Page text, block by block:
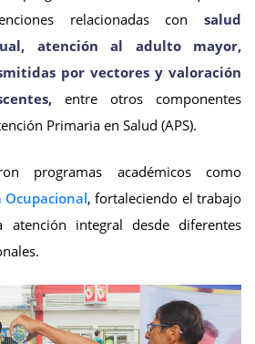
relacionadas con salud
atención al adulto mayor,
por vectores y valoración
entre otros componentes
Primaria en Salud (APS).
programas académicos como
Ocupacional, fortaleciendo el trabajo
atención integral desde diferentes